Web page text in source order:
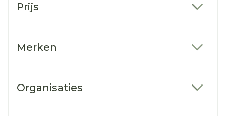
Prijs
Merken
Organisaties